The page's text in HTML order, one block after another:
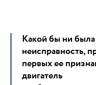
Какой бы ни была
неисправность,
первых ее
двигатель